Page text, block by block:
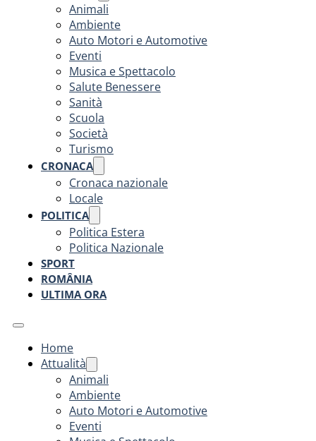
Animali
Ambiente
Auto Motori e Automotive
Eventi
Musica e Spettacolo
Salute Benessere
Sanità
Scuola
Società
Turismo
CRONACA
Cronaca nazionale
Locale
POLITICA
Politica Estera
Politica Nazionale
SPORT
ROMÂNIA
ULTIMA ORA
Home
Attualità
Animali
Ambiente
Auto Motori e Automotive
Eventi